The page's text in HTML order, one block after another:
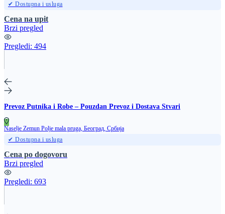
✔ Dostupna i usluga
Cena na upit
Brzi pregled
Pregledi: 494
Prevoz Putnika i Robe – Pouzdan Prevoz i Dostava Stvari
Naselje Zemun Polje mala pruga, Београд, Србија
✔ Dostupna i usluga
Cena po dogovoru
Brzi pregled
Pregledi: 693